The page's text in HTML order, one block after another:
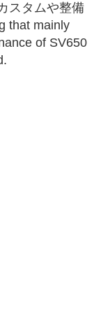
サイド

スタムや整備
that mainly
of SV650